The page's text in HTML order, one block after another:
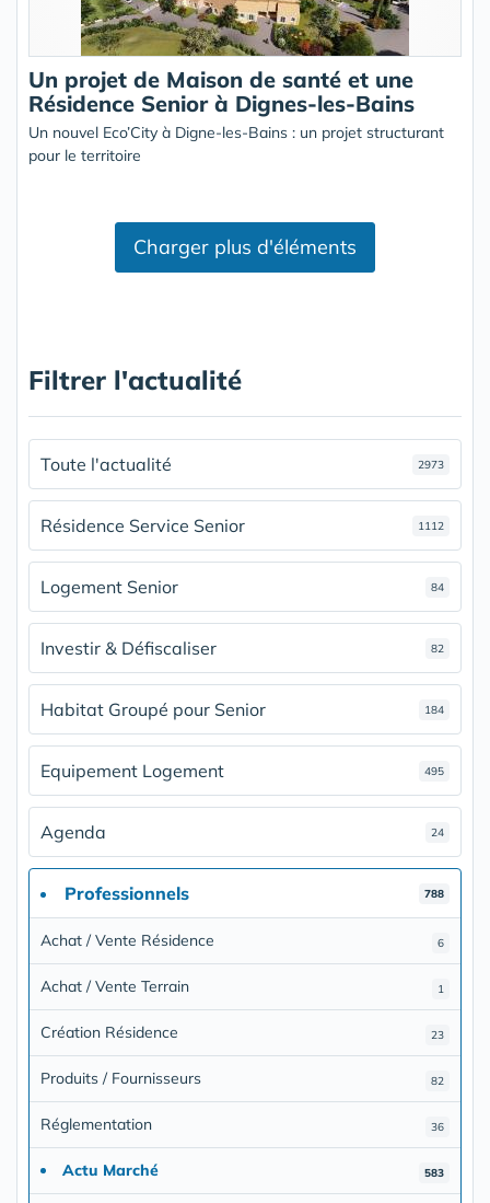
Un projet de Maison de santé et une
Résidence Senior à Dignes-les-Bains
Un nouvel Eco’City à Digne-les-Bains : un projet structurant
pour le territoire
Charger plus d'éléments
Filtrer l'actualité
Toute l'actualité 2973
Résidence Service Senior 1112
Logement Senior 84
Investir & Défiscaliser 82
Habitat Groupé pour Senior 184
Equipement Logement 495
Agenda 24
Professionnels 788
Achat / Vente Résidence 6
Achat / Vente Terrain 1
Création Résidence 23
Produits / Fournisseurs 82
Réglementation 36
Actu Marché 583